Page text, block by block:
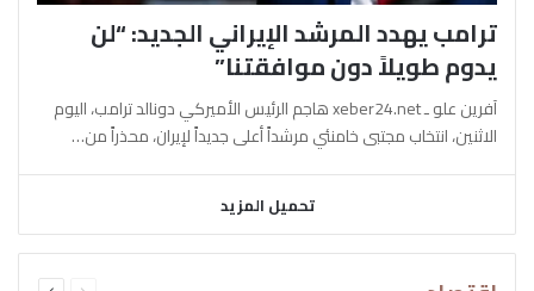
ترامب يهدد المرشد الإيراني الجديد: “لن
يدوم طويلاً دون موافقتنا”
آفرين علو ـ xeber24.net هاجم الرئيس الأميركي دونالد ترامب، اليوم
الاثنين، انتخاب مجتبى خامنئي مرشداً أعلى جديداً لإيران، محذراً من…
تحميل المزيد